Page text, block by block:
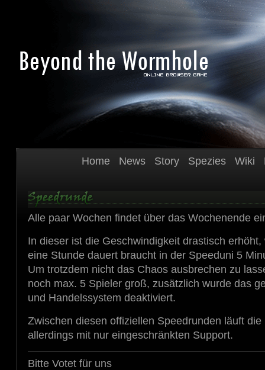
Home News Story Spezies Wiki
Alle paar Wochen findet über das Wochenende
In dieser ist die Geschwindigkeit drastisch
eine Stunde dauert braucht in der Speeduni 5
Um trotzdem nicht das Chaos ausbrechen zu
noch max. 5 Spieler groß, zusätzlich wurde das
und Handelssystem deaktiviert.
Zwischen diesen offiziellen Speedrunden läuft
allerdings mit nur eingeschränkten Support.
Bitte Votet für uns